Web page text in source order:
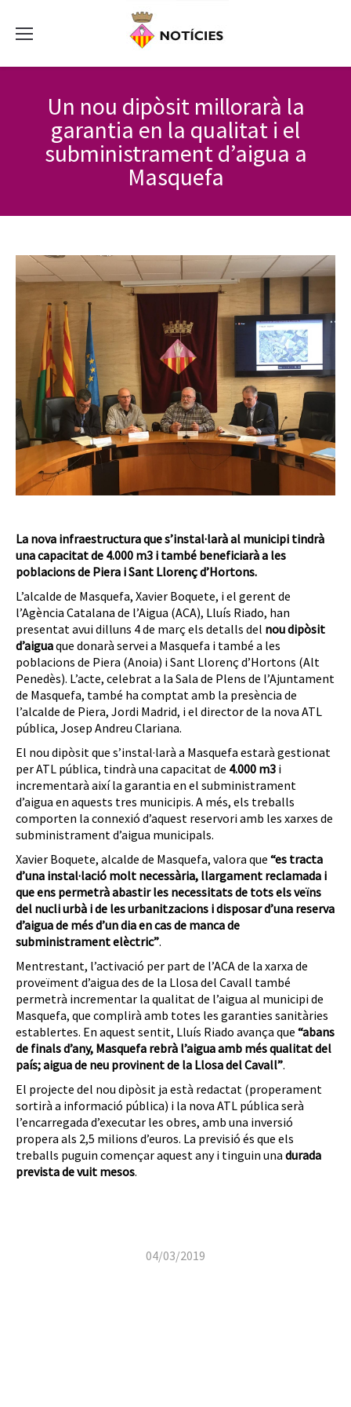
Un nou dipòsit millorarà la
garantia en la qualitat i el
subministrament d’aigua a
Masquefa
La nova infraestructura que s’instal·larà al municipi tindrà
una capacitat de 4.000 m3 i també beneficiarà a les
poblacions de Piera i Sant Llorenç d’Hortons.
L’alcalde de Masquefa, Xavier Boquete, i el gerent de
l’Agència Catalana de l’Aigua (ACA), Lluís Riado, han
presentat avui dilluns 4 de març els detalls del nou dipòsit
d’aiguaque donarà servei a Masquefa i també a les
poblacions de Piera (Anoia) i Sant Llorenç d’Hortons (Alt
Penedès). L’acte, celebrat a la Sala de Plens de l’Ajuntament
de Masquefa, també ha comptat amb la presència de
l’alcalde de Piera, Jordi Madrid, i el director de la nova ATL
pública, Josep Andreu Clariana.
El nou dipòsit que s’instal·larà a Masquefa estarà gestionat
per ATL pública, tindrà una capacitat de 4.000 m3 i
incrementarà així la garantia en el subministrament
d’aigua en aquests tres municipis. A més, els treballs
comporten la connexió d’aquest reservori amb les xarxes de
subministrament d’aigua municipals.
Xavier Boquete, alcalde de Masquefa, valora que “es tracta
d’una instal·lació molt necessària, llargament reclamada i
que ens permetrà abastir les necessitats de tots els veïns
del nucli urbà i de les urbanitzacions i disposar d’una reserva
d’aigua de més d’un dia en cas de manca de
subministrament elèctric”.
Mentrestant, l’activació per part de l’ACA de la xarxa de
proveïment d’aigua des de la Llosa del Cavall també
permetrà incrementar la qualitat de l’aigua al municipi de
Masquefa, que complirà amb totes les garanties sanitàries
establertes. En aquest sentit, Lluís Riado avança que “abans
de finals d’any, Masquefa rebrà l’aigua amb més qualitat del
país; aigua de neu provinent de la Llosa del Cavall”.
El projecte del nou dipòsit ja està redactat (properament
sortirà a informació pública) i la nova ATL pública serà
l’encarregada d’executar les obres, amb una inversió
propera als 2,5 milions d’euros. La previsió és que els
treballs puguin començar aquest any i tinguin una durada
prevista de vuit mesos.
04/03/2019